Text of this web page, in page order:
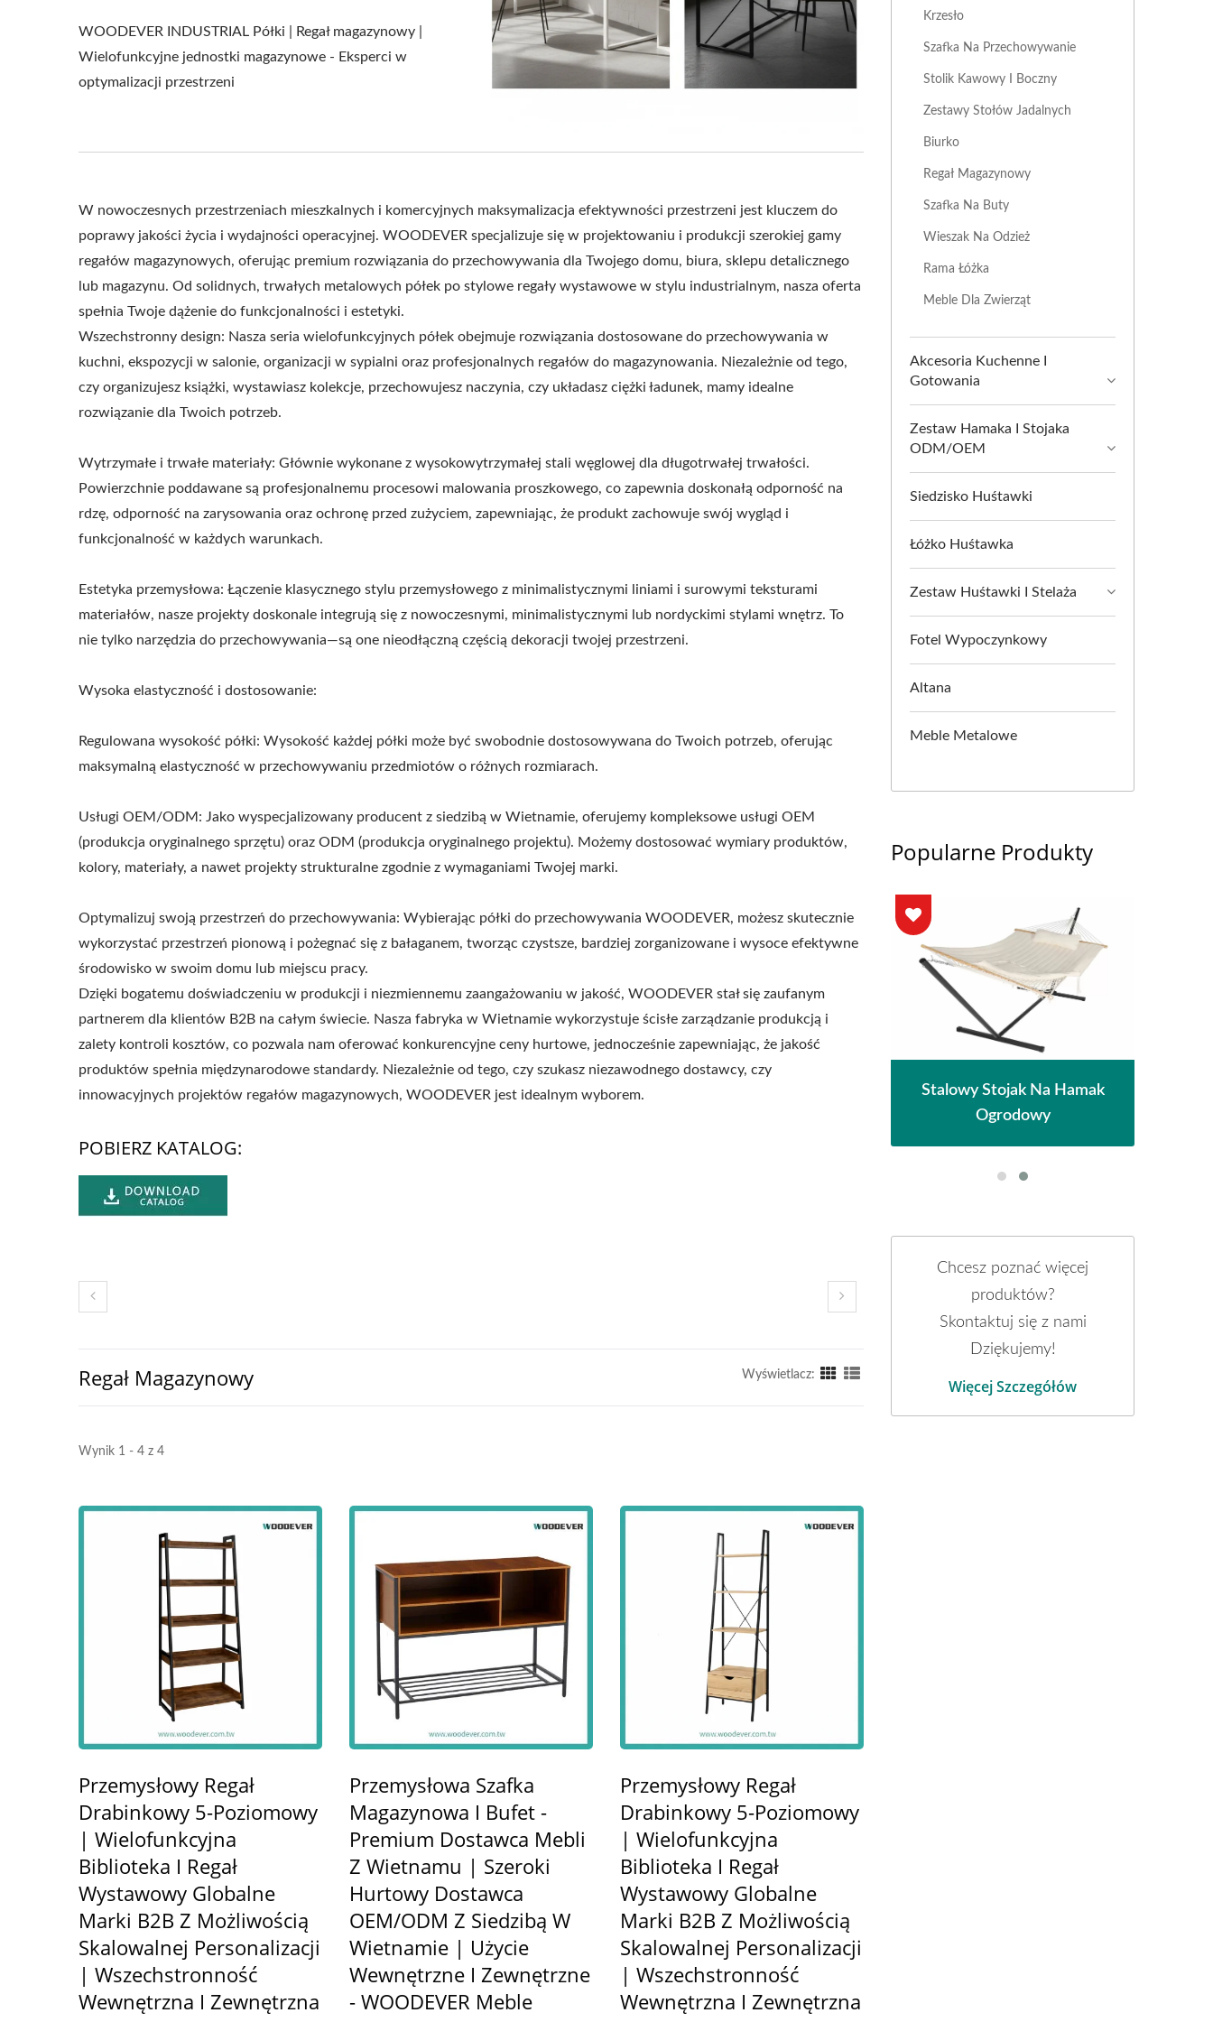
WOODEVER INDUSTRIAL Półki | Regał magazynowy |
Wielofunkcyjne jednostki magazynowe - Eksperci w
optymalizacji przestrzeni
W nowoczesnych przestrzeniach mieszkalnych i komercyjnych maksymalizacja efektywności przestrzeni jest kluczem do
poprawy jakości życia i wydajności operacyjnej. WOODEVER specjalizuje się w projektowaniu i produkcji szerokiej gamy
regałów magazynowych, oferując premium rozwiązania do przechowywania dla Twojego domu, biura, sklepu detalicznego
lub magazynu. Od solidnych, trwałych metalowych półek po stylowe regały wystawowe w stylu industrialnym, nasza oferta
spełnia Twoje dążenie do funkcjonalności i estetyki.
Wszechstronny design: Nasza seria wielofunkcyjnych półek obejmuje rozwiązania dostosowane do przechowywania w
kuchni, ekspozycji w salonie, organizacji w sypialni oraz profesjonalnych regałów do magazynowania. Niezależnie od tego,
czy organizujesz książki, wystawiasz kolekcje, przechowujesz naczynia, czy układasz ciężki ładunek, mamy idealne
rozwiązanie dla Twoich potrzeb.
Wytrzymałe i trwałe materiały: Głównie wykonane z wysokowytrzymałej stali węglowej dla długotrwałej trwałości.
Powierzchnie poddawane są profesjonalnemu procesowi malowania proszkowego, co zapewnia doskonałą odporność na
rdzę, odporność na zarysowania oraz ochronę przed zużyciem, zapewniając, że produkt zachowuje swój wygląd i
funkcjonalność w każdych warunkach.
Estetyka przemysłowa: Łączenie klasycznego stylu przemysłowego z minimalistycznymi liniami i surowymi teksturami
materiałów, nasze projekty doskonale integrują się z nowoczesnymi, minimalistycznymi lub nordyckimi stylami wnętrz. To
nie tylko narzędzia do przechowywania—są one nieodłączną częścią dekoracji twojej przestrzeni.
Wysoka elastyczność i dostosowanie:
Regulowana wysokość półki: Wysokość każdej półki może być swobodnie dostosowywana do Twoich potrzeb, oferując
maksymalną elastyczność w przechowywaniu przedmiotów o różnych rozmiarach.
Usługi OEM/ODM: Jako wyspecjalizowany producent z siedzibą w Wietnamie, oferujemy kompleksowe usługi OEM
(produkcja oryginalnego sprzętu) oraz ODM (produkcja oryginalnego projektu). Możemy dostosować wymiary produktów,
kolory, materiały, a nawet projekty strukturalne zgodnie z wymaganiami Twojej marki.
Optymalizuj swoją przestrzeń do przechowywania: Wybierając półki do przechowywania WOODEVER, możesz skutecznie
wykorzystać przestrzeń pionową i pożegnać się z bałaganem, tworząc czystsze, bardziej zorganizowane i wysoce efektywne
środowisko w swoim domu lub miejscu pracy.
Dzięki bogatemu doświadczeniu w produkcji i niezmiennemu zaangażowaniu w jakość, WOODEVER stał się zaufanym
partnerem dla klientów B2B na całym świecie. Nasza fabryka w Wietnamie wykorzystuje ścisłe zarządzanie produkcją i
zalety kontroli kosztów, co pozwala nam oferować konkurencyjne ceny hurtowe, jednocześnie zapewniając, że jakość
produktów spełnia międzynarodowe standardy. Niezależnie od tego, czy szukasz niezawodnego dostawcy, czy
innowacyjnych projektów regałów magazynowych, WOODEVER jest idealnym wyborem.
POBIERZ KATALOG:
Regał Magazynowy Wyświetlacz:
Wynik 1 - 4 z 4
Przemysłowy Regał
Drabinkowy 5-Poziomowy
| Wielofunkcyjna
Biblioteka I Regał
Wystawowy Globalne
Marki B2B Z Możliwością
Skalowalnej Personalizacji
| Wszechstronność
Wewnętrzna I Zewnętrzna
Przemysłowa Szafka
Magazynowa I Bufet -
Premium Dostawca Mebli
Z Wietnamu | Szeroki
Hurtowy Dostawca
OEM/ODM Z Siedzibą W
Wietnamie | Użycie
Wewnętrzne I Zewnętrzne
- WOODEVER Meble
Przemysłowy Regał
Drabinkowy 5-Poziomowy
| Wielofunkcyjna
Biblioteka I Regał
Wystawowy Globalne
Marki B2B Z Możliwością
Skalowalnej Personalizacji
| Wszechstronność
Wewnętrzna I Zewnętrzna
Krzesło
Szafka Na Przechowywanie
Stolik Kawowy I Boczny
Zestawy Stołów Jadalnych
Biurko
Regał Magazynowy
Szafka Na Buty
Wieszak Na Odzież
Rama Łóżka
Meble Dla Zwierząt
Akcesoria Kuchenne I
Gotowania
Zestaw Hamaka I Stojaka
ODM/OEM
Siedzisko Huśtawki
Łóżko Huśtawka
Zestaw Huśtawki I Stelaża
Fotel Wypoczynkowy
Altana
Meble Metalowe
Popularne Produkty
Metalowa Regulowana
Stalowy Stojak Na Hamak
Stalowy Stojak Na Hamak
Ogrodowy
Chcesz poznać więcej
produktów?
Skontaktuj się z nami
Dziękujemy!
Więcej Szczegółów